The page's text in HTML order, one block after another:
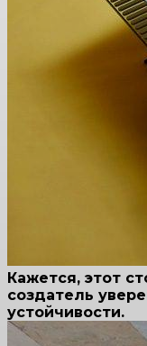
Кажется, этот
создатель
устойчивости.